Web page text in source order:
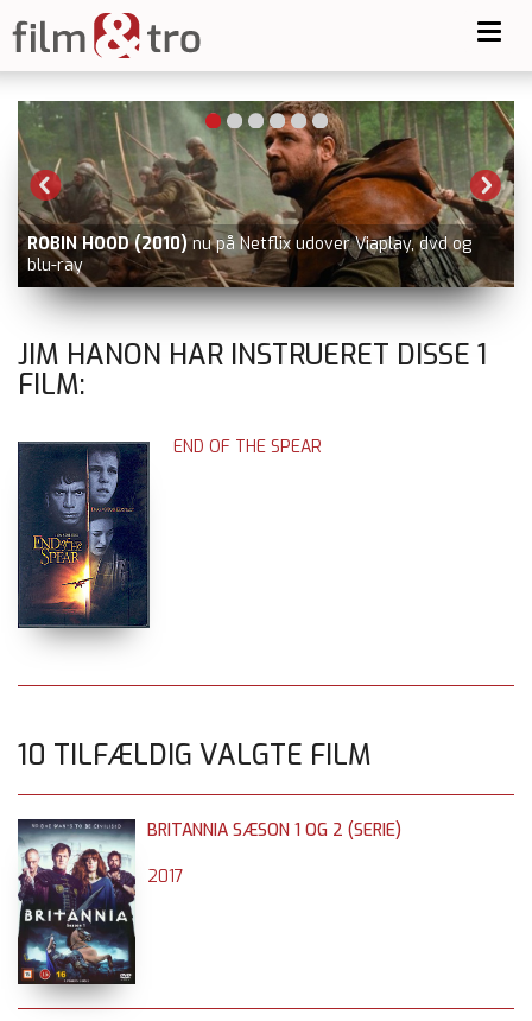
ROBIN HOOD (2010) nu på Netflix udover Viaplay, dvd og
blu-ray
JIM HANON HAR INSTRUERET DISSE 1
FILM:
END OF THE SPEAR
10 TILFÆLDIG VALGTE FILM
BRITANNIA SÆSON 1 OG 2 (SERIE)
2017